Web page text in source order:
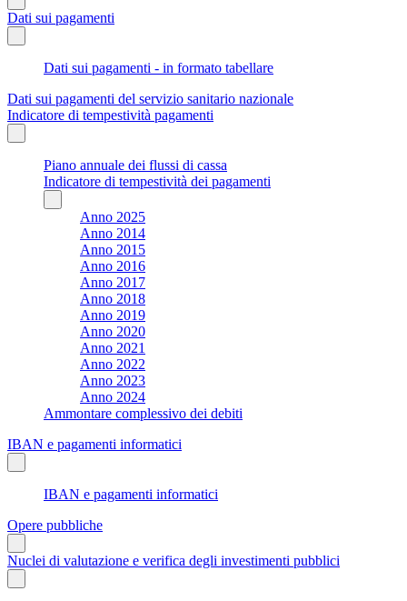
Dati sui pagamenti
Dati sui pagamenti - in formato tabellare
Dati sui pagamenti del servizio sanitario nazionale
Indicatore di tempestività pagamenti
Piano annuale dei flussi di cassa
Indicatore di tempestività dei pagamenti
Anno 2025
Anno 2014
Anno 2015
Anno 2016
Anno 2017
Anno 2018
Anno 2019
Anno 2020
Anno 2021
Anno 2022
Anno 2023
Anno 2024
Ammontare complessivo dei debiti
IBAN e pagamenti informatici
IBAN e pagamenti informatici
Opere pubbliche
Nuclei di valutazione e verifica degli investimenti pubblici